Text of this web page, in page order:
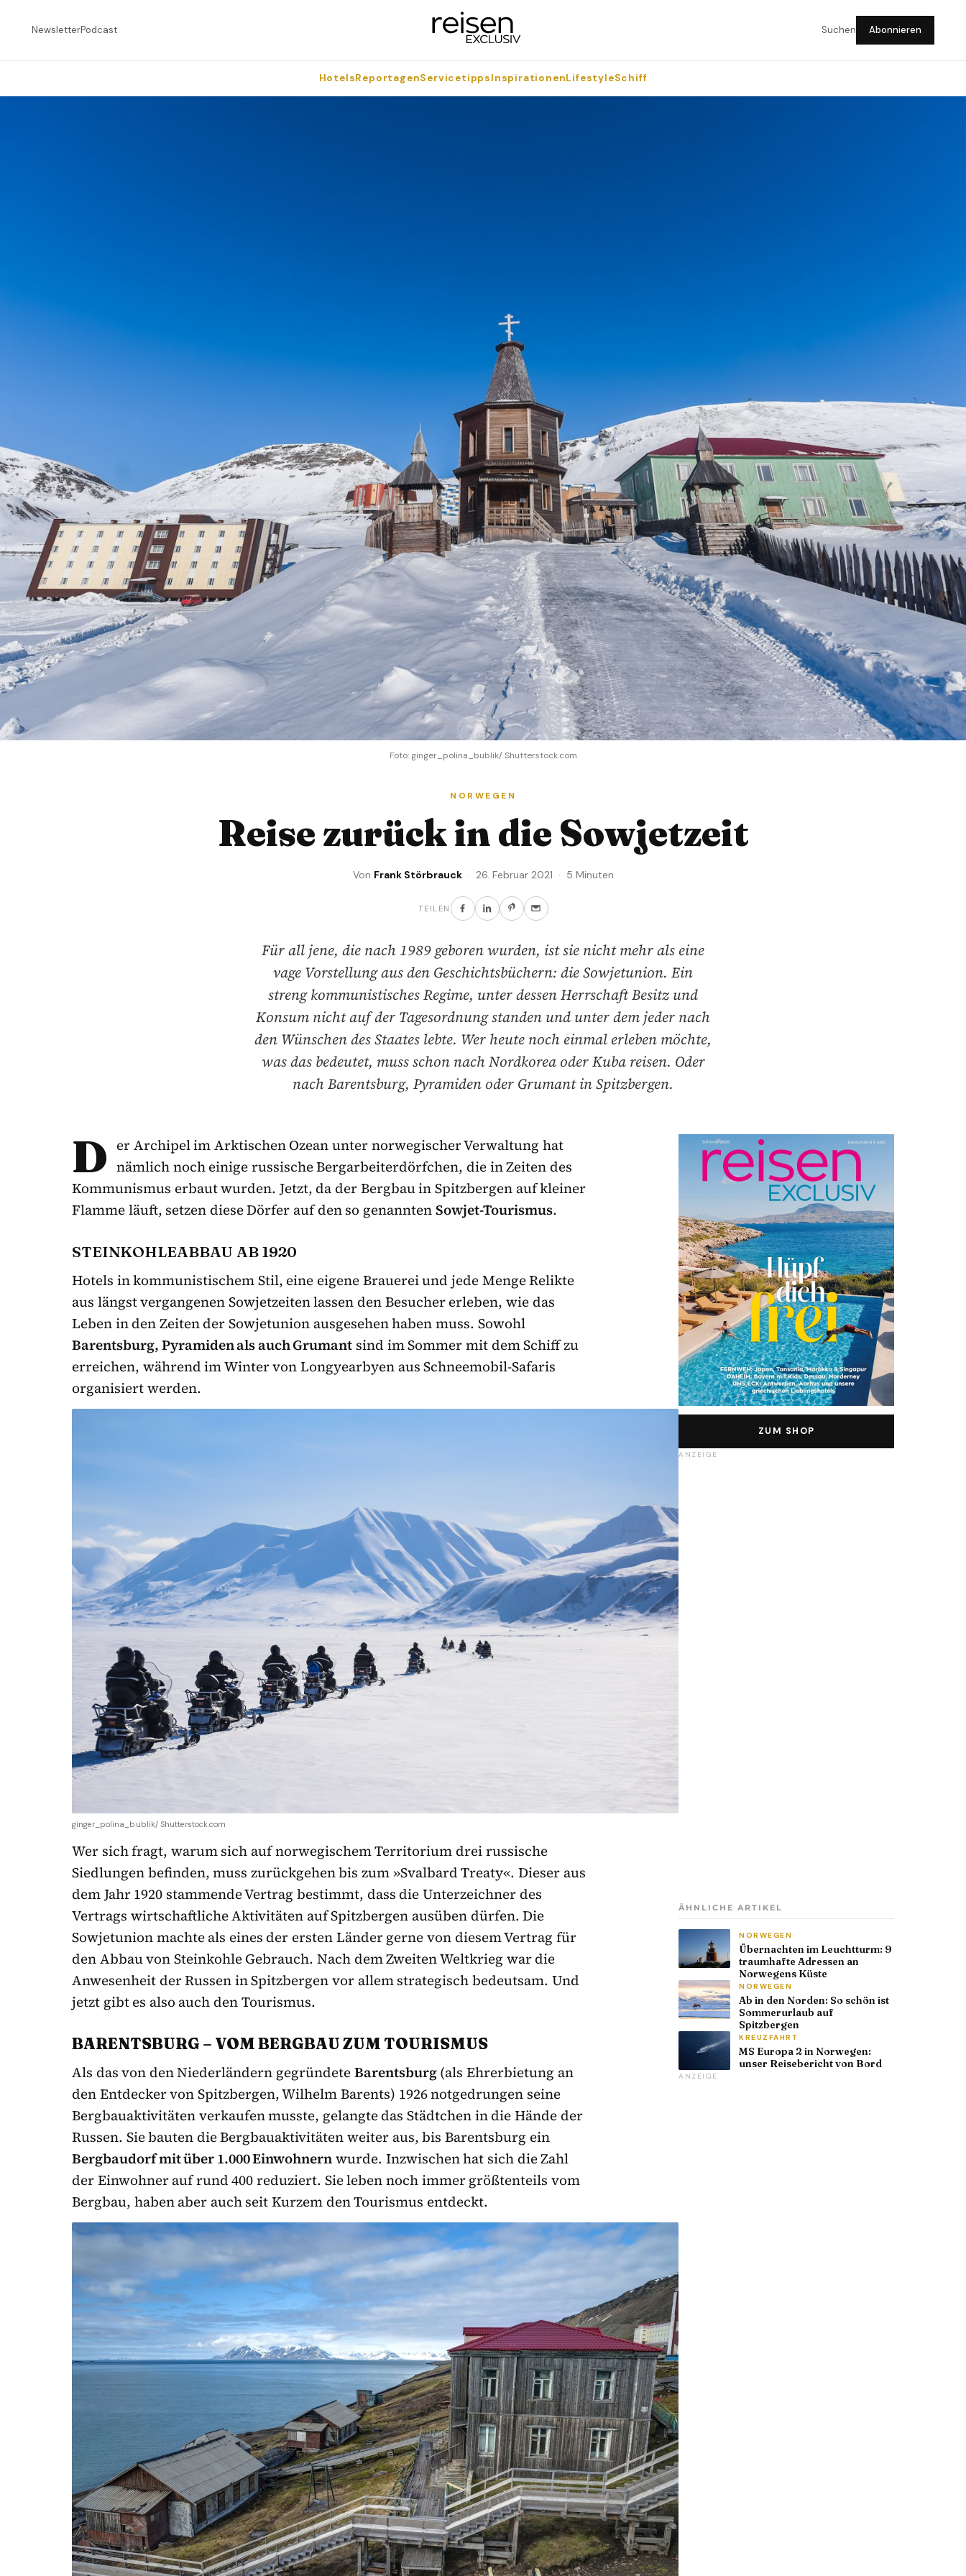
NewsletterPodcast Suchen Abonnieren
HotelsReportagenServicetippsInspirationenLifestyleSchiff
Foto: ginger_polina_bublik/ Shutterstock.com
NORWEGEN
Reise zurück in die Sowjetzeit
Von Frank Störbrauck· 26. Februar 2021 · 5 Minuten
TEILEN
Für all jene, die nach 1989 geboren wurden, ist sie nicht mehr als eine
vage Vorstellung aus den Geschichtsbüchern: die Sowjetunion. Ein
streng kommunistisches Regime, unter dessen Herrschaft Besitz und
Konsum nicht auf der Tagesordnung standen und unter dem jeder nach
den Wünschen des Staates lebte. Wer heute noch einmal erleben möchte,
was das bedeutet, muss schon nach Nordkorea oder Kuba reisen. Oder
nach Barentsburg, Pyramiden oder Grumant in Spitzbergen.
D er Archipel im Arktischen Ozean unter norwegischer Verwaltung hat
nämlich noch einige russische Bergarbeiterdörfchen, die in Zeiten des
Kommunismus erbaut wurden. Jetzt, da der Bergbau in Spitzbergen auf kleiner
Flamme läuft, setzen diese Dörfer auf den so genanntenSowjet-Tourismus.
STEINKOHLEABBAU AB 1920
Hotels in kommunistischem Stil, eine eigene Brauerei und jede Menge Relikte
aus längst vergangenen Sowjetzeiten lassen den Besucher erleben, wie das
Leben in den Zeiten der Sowjetunion ausgesehen haben muss. Sowohl
Barentsburg, Pyramiden als auch Grumant sind im Sommer mit dem Schiff zu
erreichen, während im Winter von Longyearbyen aus Schneemobil-Safaris
organisiert werden.
ginger_polina_bublik/ Shutterstock.com
Wer sich fragt, warum sich auf norwegischem Territorium drei russische
Siedlungen befinden, muss zurückgehen bis zum »Svalbard Treaty«. Dieser aus
dem Jahr 1920 stammende Vertrag bestimmt, dass die Unterzeichner des
Vertrags wirtschaftliche Aktivitäten auf Spitzbergen ausüben dürfen. Die
Sowjetunion machte als eines der ersten Länder gerne von diesem Vertrag für
den Abbau von Steinkohle Gebrauch. Nach dem Zweiten Weltkrieg war die
Anwesenheit der Russen in Spitzbergen vor allem strategisch bedeutsam. Und
jetzt gibt es also auch den Tourismus.
BARENTSBURG – VOM BERGBAU ZUM TOURISMUS
Als das von den Niederländern gegründeteBarentsburg(als Ehrerbietung an
den Entdecker von Spitzbergen, Wilhelm Barents) 1926 notgedrungen seine
Bergbauaktivitäten verkaufen musste, gelangte das Städtchen in die Hände der
Russen. Sie bauten die Bergbauaktivitäten weiter aus, bis Barentsburg ein
Bergbaudorf mit über 1.000 Einwohnernwurde. Inzwischen hat sich die Zahl
der Einwohner auf rund 400 reduziert. Sie leben noch immer größtenteils vom
Bergbau, haben aber auch seit Kurzem den Tourismus entdeckt.
ZUM SHOP
ANZEIGE
ÄHNLICHE ARTIKEL
NORWEGEN
Übernachten im Leuchtturm: 9
traumhafte Adressen an
Norwegens Küste
NORWEGEN
Ab in den Norden: So schön ist
Sommerurlaub auf
Spitzbergen
KREUZFAHRT
MS Europa 2 in Norwegen:
unser Reisebericht von Bord
ANZEIGE